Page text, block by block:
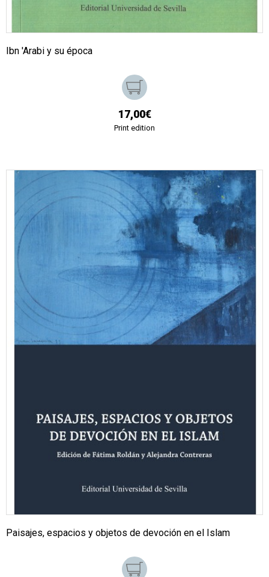
Ibn 'Arabi y su época
17,00€
Print edition
Paisajes, espacios y objetos de devoción en el Islam